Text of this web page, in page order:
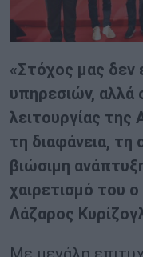
«Στόχος μας δεν
υπηρεσιών, αλλά
λειτουργίας της
τη διαφάνεια, τη
βιώσιμη
χαιρετισμό του
Λάζαρος